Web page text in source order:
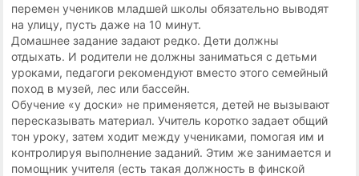
перемен учеников младшей школы обязательно выводят
на улицу, пусть даже на 10 минут.
Домашнее задание задают редко. Дети должны
отдыхать. И родители не должны заниматься с детьми
уроками, педагоги рекомендуют вместо этого семейный
поход в музей, лес или бассейн.
Обучение «у доски» не применяется, детей не вызывают
пересказывать материал. Учитель коротко задает общий
тон уроку, затем ходит между учениками, помогая им и
контролируя выполнение заданий. Этим же занимается и
помощник учителя (есть такая должность в финской